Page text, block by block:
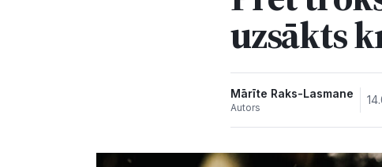
uzsākts
Mārīte Raks-Lasmane
Autors